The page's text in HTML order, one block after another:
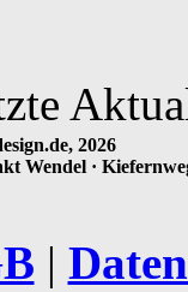
2026
Wendel ·
|